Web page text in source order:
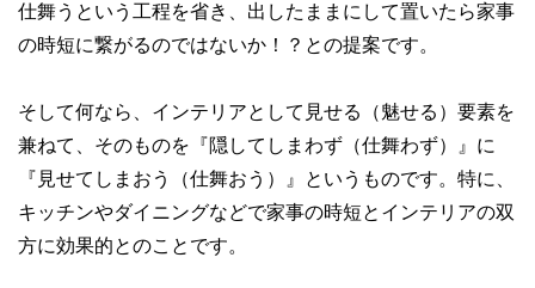
仕舞うという工程を省き、出したままにして置いたら家事
の時短に繋がるのではないか！？との提案です。
そして何なら、インテリアとして見せる（魅せる）要素を
兼ねて、そのものを『隠してしまわず（仕舞わず）』に
『見せてしまおう（仕舞おう）』というものです。特に、
キッチンやダイニングなどで家事の時短とインテリアの双
方に効果的とのことです。